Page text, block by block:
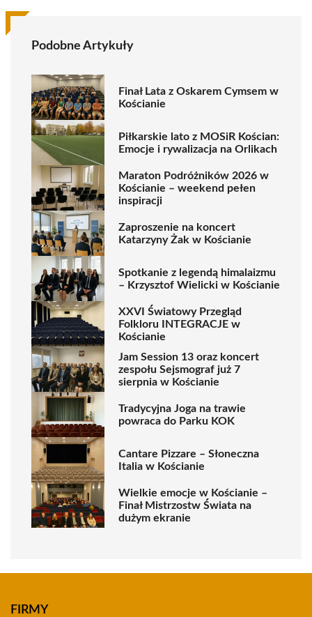
Podobne Artykuły
Finał Lata z Oskarem Cymsem w
Kościanie
Piłkarskie lato z MOSiR Kościan:
Emocje i rywalizacja na Orlikach
Maraton Podróżników 2026 w
Kościanie – weekend pełen
inspiracji
Zaproszenie na koncert
Katarzyny Żak w Kościanie
Spotkanie z legendą himalaizmu
– Krzysztof Wielicki w Kościanie
XXVI Światowy Przegląd
Folkloru INTEGRACJE w
Kościanie
Jam Session 13 oraz koncert
zespołu Sejsmograf już 7
sierpnia w Kościanie
Tradycyjna Joga na trawie
powraca do Parku KOK
Cantare Pizzare – Słoneczna
Italia w Kościanie
Wielkie emocje w Kościanie –
Finał Mistrzostw Świata na
dużym ekranie
FIRMY